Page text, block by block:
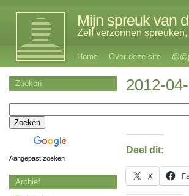
Mijn spreuk van
Zelf verzonnen
Home Over deze site
2012-
Deel dit:
X
Zoeken
Aangepast zoeken
Archief